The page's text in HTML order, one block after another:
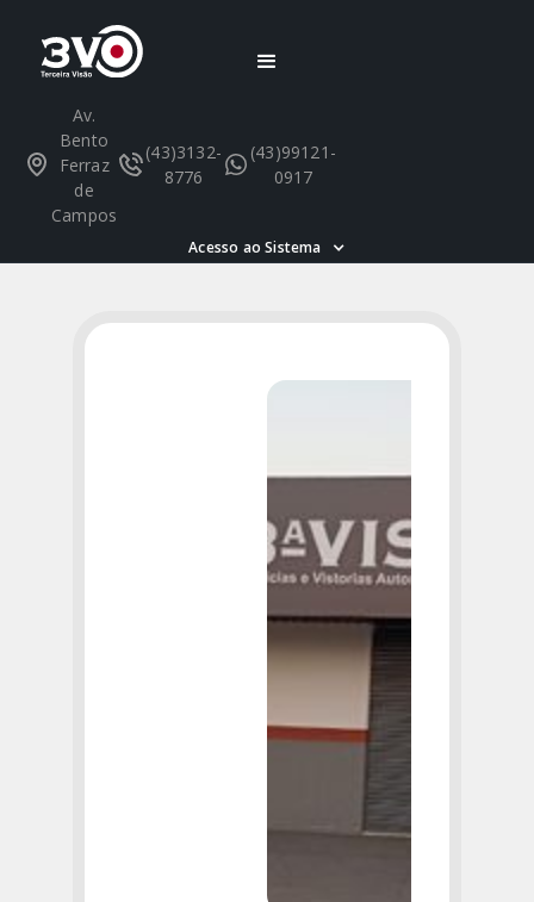
Av.
Bento
Ferraz
de
Campos
(43)3132-
8776
(43)99121-
0917
Acesso ao Sistema